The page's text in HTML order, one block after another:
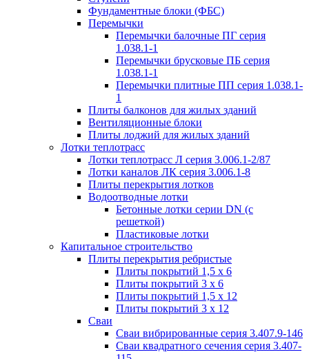
Фундаментные блоки (ФБС)
Перемычки
Перемычки балочные ПГ серия
1.038.1-1
Перемычки брусковые ПБ серия
1.038.1-1
Перемычки плитные ПП серия 1.038.1-
1
Плиты балконов для жилых зданий
Вентиляционные блоки
Плиты лоджий для жилых зданий
Лотки теплотрасс
Лотки теплотрасс Л серия 3.006.1-2/87
Лотки каналов ЛК серия 3.006.1-8
Плиты перекрытия лотков
Водоотводные лотки
Бетонные лотки серии DN (с
решеткой)
Пластиковые лотки
Капитальное строительство
Плиты перекрытия ребристые
Плиты покрытий 1,5 x 6
Плиты покрытий 3 x 6
Плиты покрытий 1,5 x 12
Плиты покрытий 3 x 12
Сваи
Сваи вибрированные серия 3.407.9-146
Сваи квадратного сечения серия 3.407-